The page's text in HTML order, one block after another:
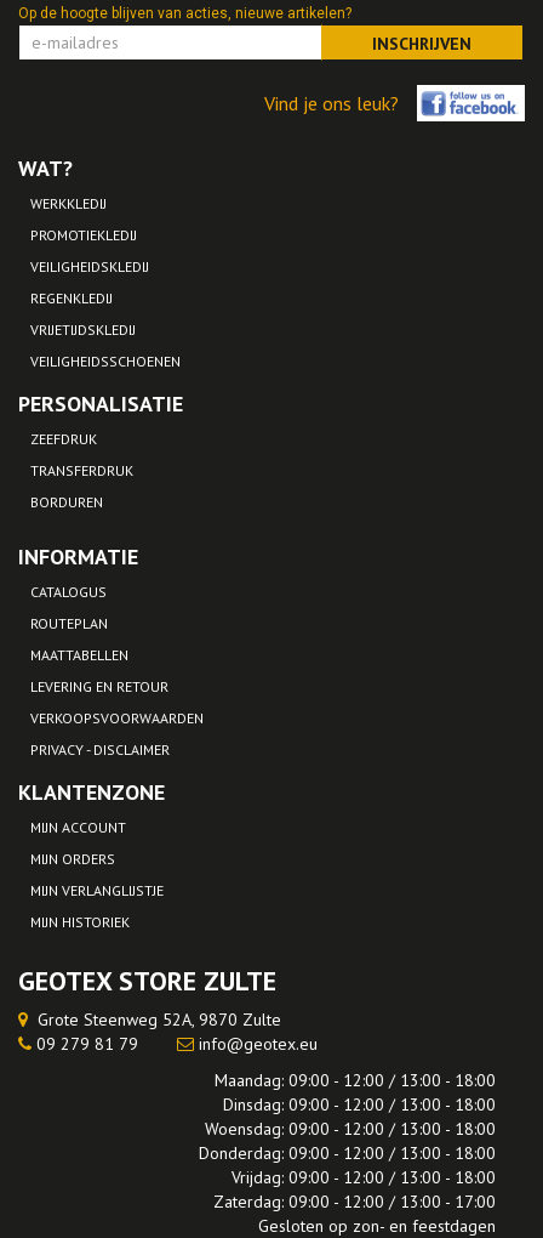
Op de hoogte blijven van acties, nieuwe artikelen?
INSCHRIJVEN
Vind je ons leuk?
WAT?
WERKKLEDIJ
PROMOTIEKLEDIJ
VEILIGHEIDSKLEDIJ
REGENKLEDIJ
VRIJETIJDSKLEDIJ
VEILIGHEIDSSCHOENEN
PERSONALISATIE
ZEEFDRUK
TRANSFERDRUK
BORDUREN
INFORMATIE
CATALOGUS
ROUTEPLAN
MAATTABELLEN
LEVERING EN RETOUR
VERKOOPSVOORWAARDEN
PRIVACY - DISCLAIMER
KLANTENZONE
MIJN ACCOUNT
MIJN ORDERS
MIJN VERLANGLIJSTJE
MIJN HISTORIEK
GEOTEX STORE ZULTE
Grote Steenweg 52A, 9870 Zulte
09 279 81 79
info@geotex.eu
Maandag: 09:00 - 12:00 / 13:00 - 18:00
Dinsdag: 09:00 - 12:00 / 13:00 - 18:00
Woensdag: 09:00 - 12:00 / 13:00 - 18:00
Donderdag: 09:00 - 12:00 / 13:00 - 18:00
Vrijdag: 09:00 - 12:00 / 13:00 - 18:00
Zaterdag: 09:00 - 12:00 / 13:00 - 17:00
Gesloten op zon- en feestdagen